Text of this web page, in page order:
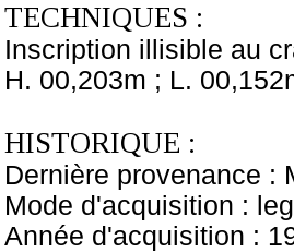
TECHNIQUES :
Inscription illisible au
H. 00,203m ; L.
HISTORIQUE :
Dernière provenance :
Mode d'acquisition :
Année d'acquisition :